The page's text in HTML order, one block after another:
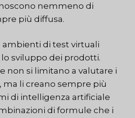
nemmeno di
più diffusa.
di test virtuali
sviluppo dei prodotti.
non si limitano a valutare i
li creano sempre più
di intelligenza artificiale
di formule che i